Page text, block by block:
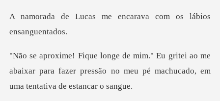
Loja
Sair
me encarava com os l
i ao me
abaixar para fazer pressão no meu pé ma